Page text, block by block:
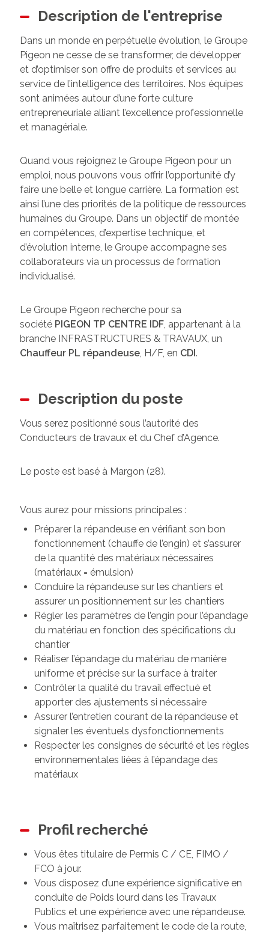
Description de l'entreprise
Dans un monde en perpétuelle évolution, le Groupe
Pigeon ne cesse de se transformer, de développer
et d’optimiser son offre de produits et services au
service de l’intelligence des territoires. Nos équipes
sont animées autour d’une forte culture
entrepreneuriale alliant l’excellence professionnelle
et managériale.
Quand vous rejoignez le Groupe Pigeon pour un
emploi, nous pouvons vous offrir l’opportunité d’y
faire une belle et longue carrière. La formation est
ainsi l’une des priorités de la politique de ressources
humaines du Groupe. Dans un objectif de montée
en compétences, d’expertise technique, et
d’évolution interne, le Groupe accompagne ses
collaborateurs via un processus de formation
individualisé.
Le Groupe Pigeon recherche pour sa
société PIGEON TP CENTRE IDF, appartenant à la
branche INFRASTRUCTURES & TRAVAUX, un
Chauffeur PL répandeuse, H/F, en CDI.
Description du poste
Vous serez positionné sous l’autorité des
Conducteurs de travaux et du Chef d’Agence.
Le poste est basé à Margon (28).
Vous aurez pour missions principales :
Préparer la répandeuse en vérifiant son bon
fonctionnement (chauffe de l’engin) et s’assurer
de la quantité des matériaux nécessaires
(matériaux = émulsion)
Conduire la répandeuse sur les chantiers et
assurer un positionnement sur les chantiers
Régler les paramètres de l’engin pour l’épandage
du matériau en fonction des spécifications du
chantier
Réaliser l’épandage du matériau de manière
uniforme et précise sur la surface à traiter
Contrôler la qualité du travail effectué et
apporter des ajustements si nécessaire
Assurer l’entretien courant de la répandeuse et
signaler les éventuels dysfonctionnements
Respecter les consignes de sécurité et les règles
environnementales liées à l’épandage des
matériaux
Profil recherché
Vous êtes titulaire de Permis C / CE, FIMO /
FCO à jour.
Vous disposez d’une expérience significative en
conduite de Poids lourd dans les Travaux
Publics et une expérience avec une répandeuse.
Vous maîtrisez parfaitement le code de la route,